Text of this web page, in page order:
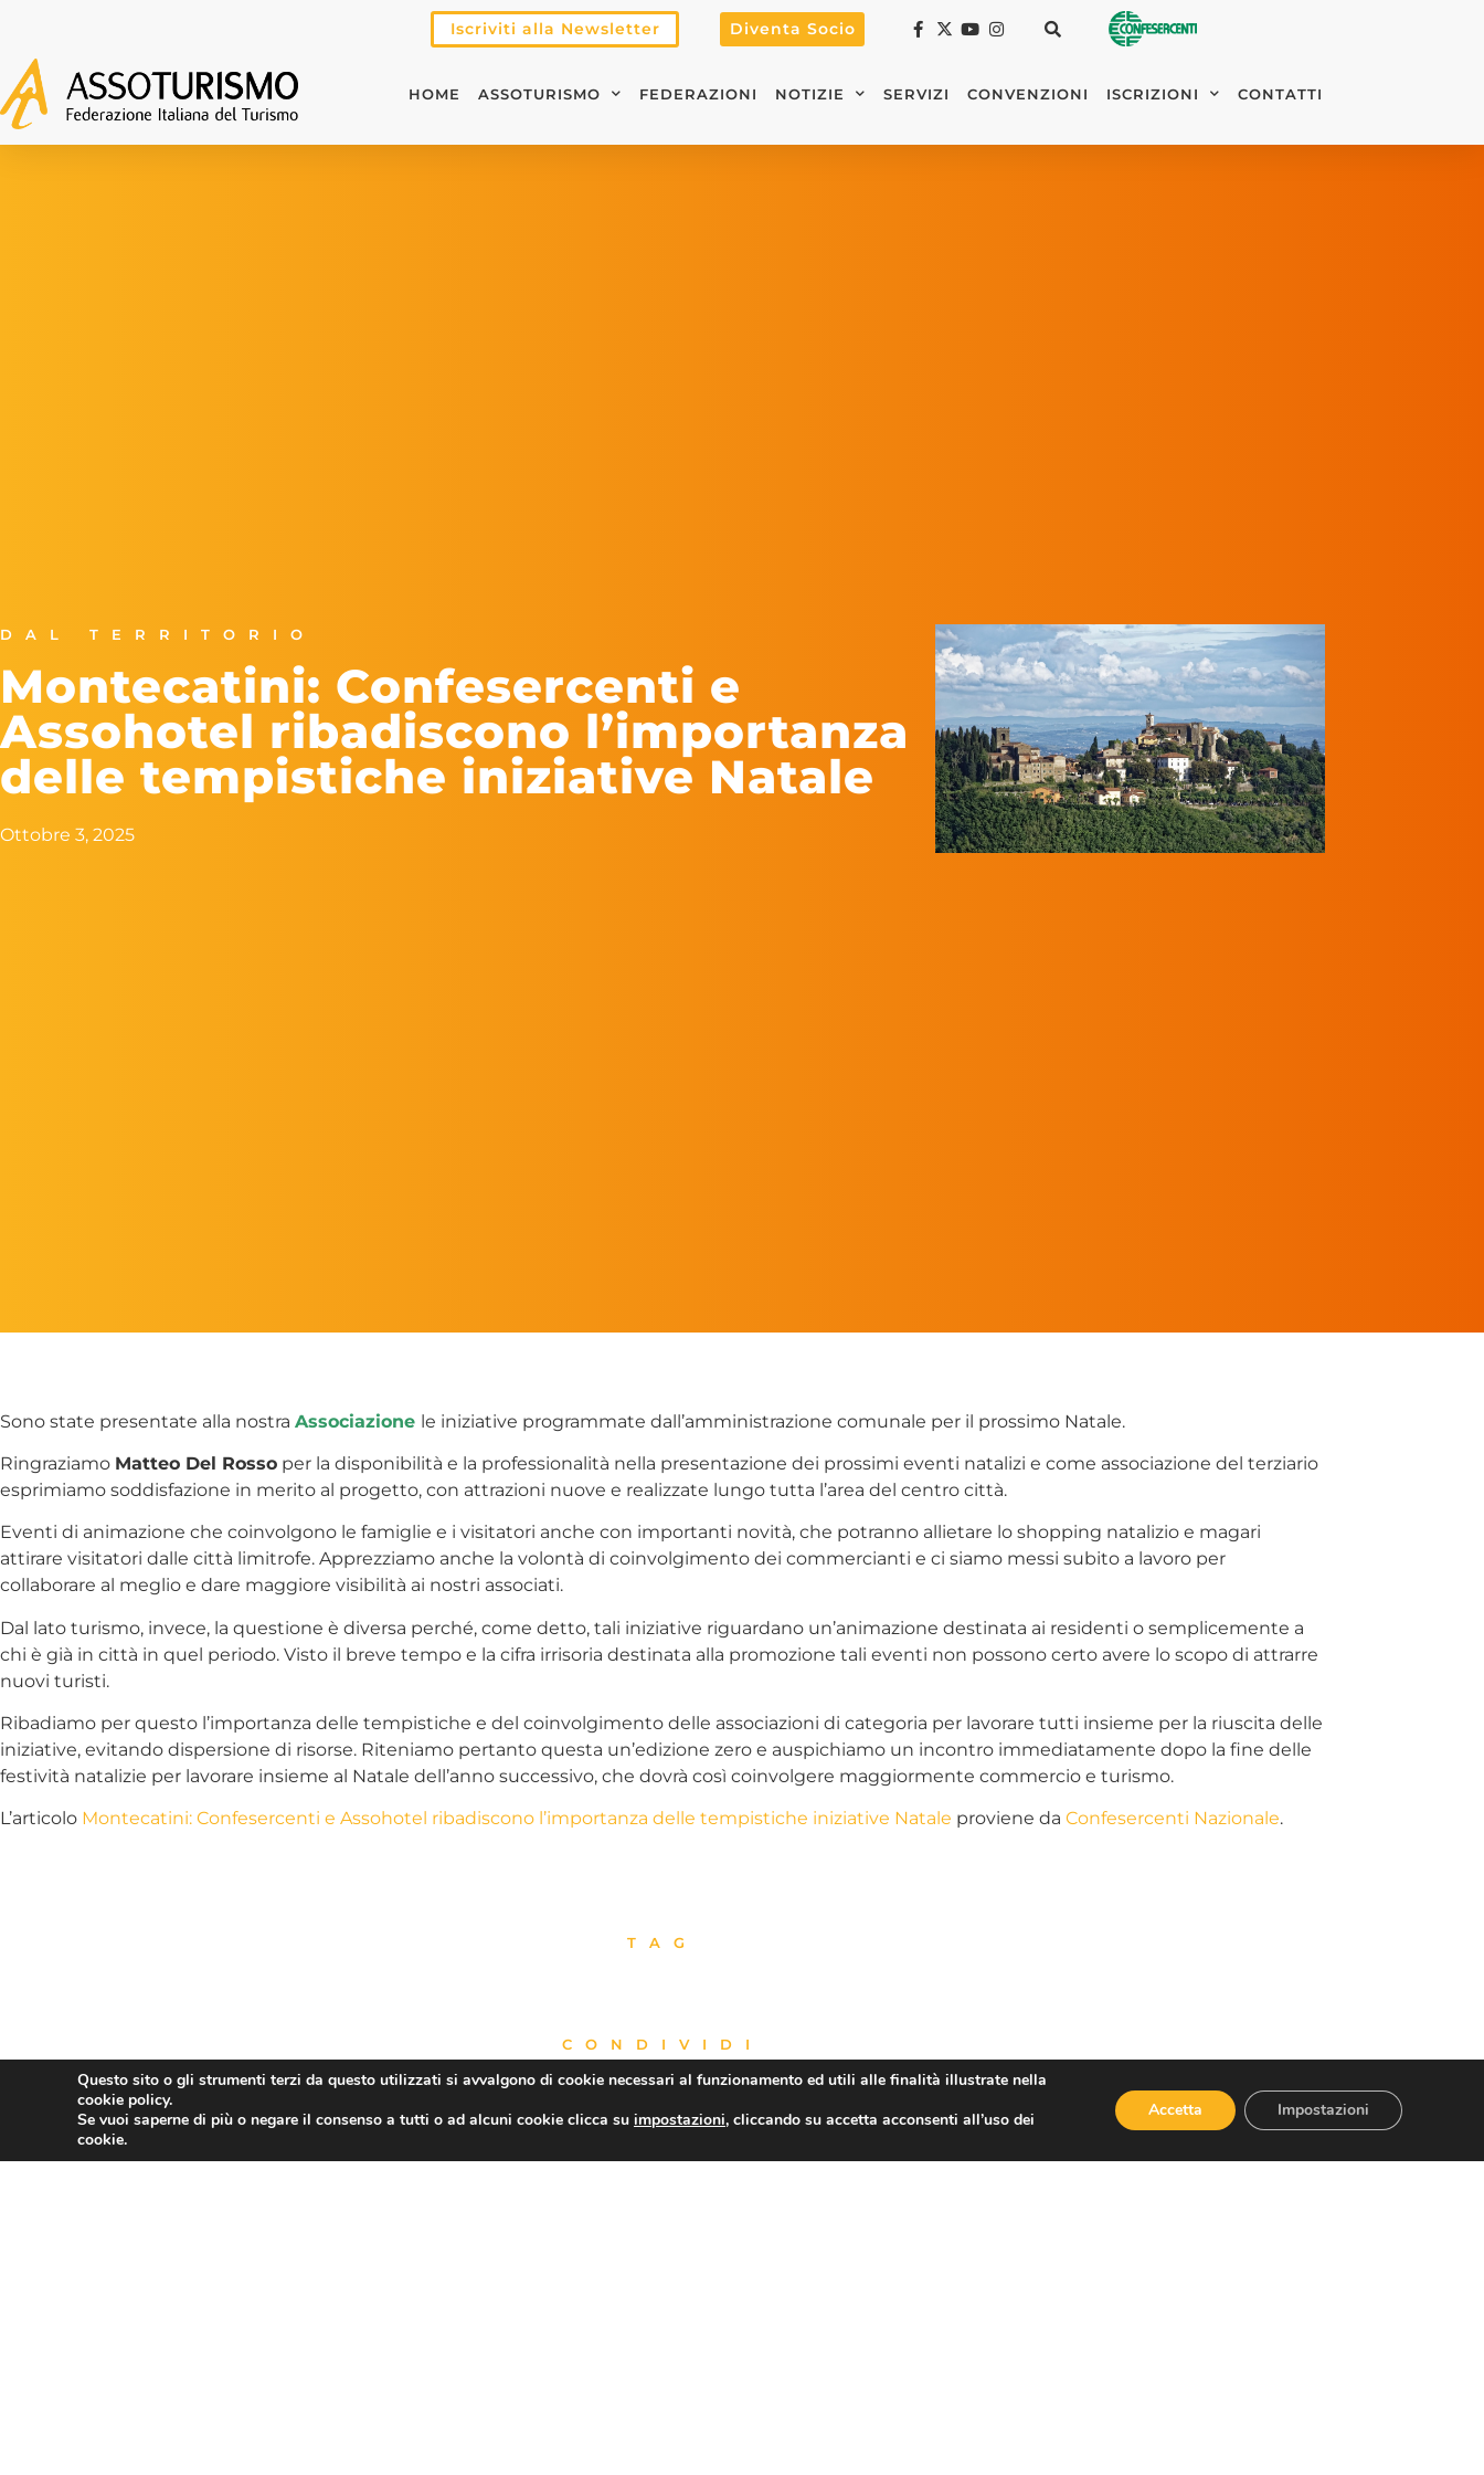
Iscriviti alla Newsletter Diventa Socio
HOME ASSOTURISMO FEDERAZIONI NOTIZIE SERVIZI CONVENZIONI ISCRIZIONI CONTATTI
DAL TERRITORIO
Montecatini: Confesercenti e
Assohotel ribadiscono l’importanza
delle tempistiche iniziative Natale
Ottobre 3, 2025
Sono state presentate alla nostra Associazione le iniziative programmate dall’amministrazione comunale per il prossimo Natale.
Ringraziamo Matteo Del Rosso per la disponibilità e la professionalità nella presentazione dei prossimi eventi natalizi e come associazione del terziario
esprimiamo soddisfazione in merito al progetto, con attrazioni nuove e realizzate lungo tutta l’area del centro città.
Eventi di animazione che coinvolgono le famiglie e i visitatori anche con importanti novità, che potranno allietare lo shopping natalizio e magari
attirare visitatori dalle città limitrofe. Apprezziamo anche la volontà di coinvolgimento dei commercianti e ci siamo messi subito a lavoro per
collaborare al meglio e dare maggiore visibilità ai nostri associati.
Dal lato turismo, invece, la questione è diversa perché, come detto, tali iniziative riguardano un’animazione destinata ai residenti o semplicemente a
chi è già in città in quel periodo. Visto il breve tempo e la cifra irrisoria destinata alla promozione tali eventi non possono certo avere lo scopo di attrarre
nuovi turisti.
Ribadiamo per questo l’importanza delle tempistiche e del coinvolgimento delle associazioni di categoria per lavorare tutti insieme per la riuscita delle
iniziative, evitando dispersione di risorse. Riteniamo pertanto questa un’edizione zero e auspichiamo un incontro immediatamente dopo la fine delle
festività natalizie per lavorare insieme al Natale dell’anno successivo, che dovrà così coinvolgere maggiormente commercio e turismo.
L’articolo Montecatini: Confesercenti e Assohotel ribadiscono l’importanza delle tempistiche iniziative Natale proviene da Confesercenti Nazionale.
TAG
CONDIVIDI
Questo sito o gli strumenti terzi da questo utilizzati si avvalgono di cookie necessari al funzionamento ed utili alle finalità illustrate nella
cookie policy.
Se vuoi saperne di più o negare il consenso a tutti o ad alcuni cookie clicca su impostazioni, cliccando su accetta acconsenti all’uso dei
cookie.
Accetta Impostazioni